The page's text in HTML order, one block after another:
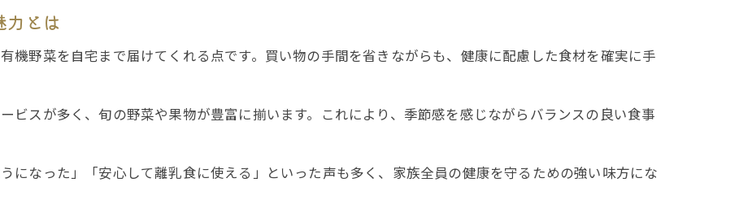
自然の恵みを届ける宅配サービスの選び方とは
有機野菜・宅配サービス選びで重視したい点
堺市で満足度が高い有機野菜宅配の特徴
家族の健康を考えた有機野菜宅配の選び方
とは
機野菜を自宅まで届けてくれる点です。買い物の手間を省きながらも、健康に配慮した食材を確実に手
ビスが多く、旬の野菜や果物が豊富に揃います。これにより、季節感を感じながらバランスの良い食事
になった」「安心して離乳食に使える」といった声も多く、家族全員の健康を守るための強い味方にな